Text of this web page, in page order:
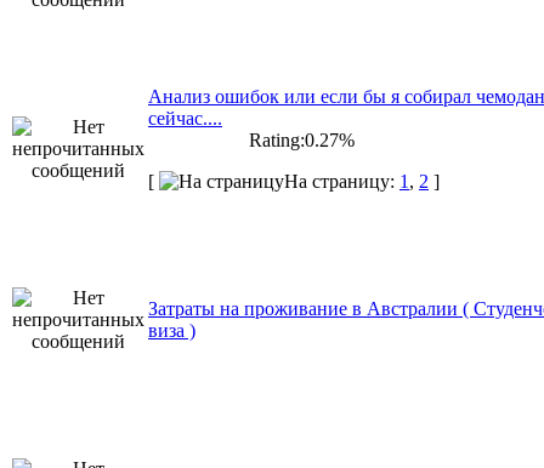
Анализ ошибок или если бы я собирал
сейчас....
Rating:0.27%
[
На страницу: 1 , 2 ]
Затраты на проживание в Австралии (
виза )